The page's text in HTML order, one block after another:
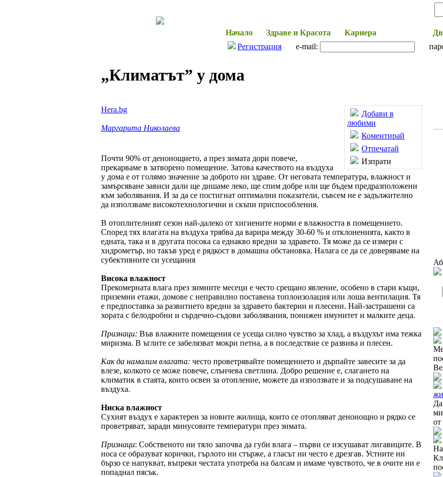
Начало Здраве и Красота Кариера
Регистрация
e-mail:
„Климатът” у дома
Добави в
любими
Коментирай
Отпечатай
Изпрати
Hera.bg
Маргарита Николаева
Почти 90% от денонощието, а през зимата дори повече,
прекарваме в затворено помещение. Затова качеството на въздуха
у дома е от голямо значение за доброто ни здраве. От неговата температура, влажност и
замърсяване зависи дали ще дишаме леко, ще спим добре или ще бъдем предразположени
към заболявания. И за да се постигнат оптимални показатели, съвсем не е задължително
да използваме високотехнологични и скъпи приспособления.
В отоплителният сезон най-далеко от хигиените норми е влажността в помещението.
Според тях влагата на въздуха трябва да варира между 30-60 % и отклоненията, както в
едната, така и в другата посока са еднакво вредни за здравето. Тя може да се измери с
хидрометър, но такъв уред е рядкост в домашна обстановка. Налага се да се доверяваме на
субективните си усещания
Висока влажност
Прекомерната влага през зимните месеци е често срещано явление, особено в стари къщи,
приземни етажи, домове с неправилно поставена топлоизолация или лоша вентилация. Тя
е предпоставка за развитието вредни за здравето бактерии и плесени. Най-застрашени са
хората с белодробни и сърдечно-съдови заболявания, понижен имунитет и малките деца.
Признаци: Във влажните помещения се усеща силно чувство за хлад, а въздухът има тежка
миризма. В ъглите се забелязват мокри петна, а в последствие се развива и плесен.
Как да намалим влагата: често проветрявайте помещението и дърпайте завесите за да
влезе, колкото се може повече, слънчева светлина. Добро решение е, слагането на
климатик в стаята, които освен за отопление, можете да използвате и за подсушаване на
въздуха.
Ниска влажност
Сухият въздух е характерен за новите жилища, които се отопляват денонощно и рядко се
проветряват, заради минусовите температури през зимата.
Признаци: Собственото ни тяло започва да губи влага – първи се изсушават лигавиците. В
носа се образуват корички, гърлото ни стърже, а гласът ни често е дрезгав. Устните ни
бързо се напукват, въпреки честата употреба на балсам и имаме чувството, че в очите ни е
попаднал пясък.